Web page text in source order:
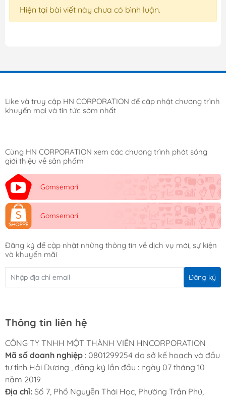
Hiện tại bài viết này chưa có bình luận.
Like và truy cập HN CORPORATION để cập nhật chương trình
khuyến mại và tin tức sớm nhất
Cùng HN CORPORATION xem các chương trình phát sóng
giới thiệu về sản phẩm
Gomsemari
Gomsemari
Đăng ký để cập nhật những thông tin về dịch vụ mới, sự kiện
và khuyến mãi
Đăng ký
Thông tin liên hệ
CÔNG TY TNHH MỘT THÀNH VIÊN HNCORPORATION
Mã số doanh nghiệp : 0801299254 do sở kế hoạch và đầu
tư tỉnh Hải Dương , đăng ký lần đầu : ngày 07 tháng 10
năm 2019
Địa chỉ: Số 7, Phố Nguyễn Thái Học, Phường Trần Phú,